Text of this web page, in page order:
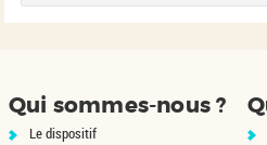
Qui sommes-nous ?
Le dispositif